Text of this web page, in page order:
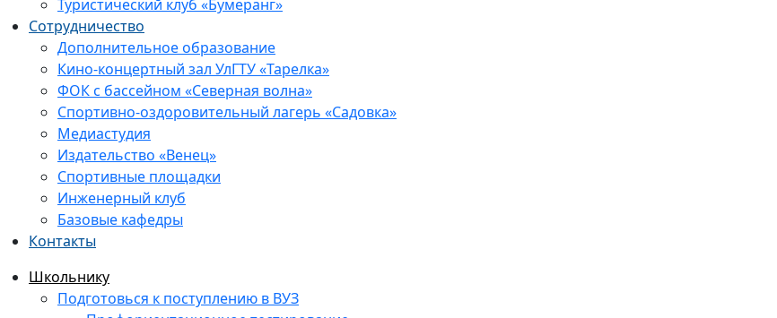
Туристический клуб «Бумеранг»
Сотрудничество
Дополнительное образование
Кино-концертный зал УлГТУ «Тарелка»
ФОК с бассейном «Северная волна»
Спортивно-оздоровительный лагерь «Садовка»
Медиастудия
Издательство «Венец»
Спортивные площадки
Инженерный клуб
Базовые кафедры
Контакты
Школьнику
Подготовься к поступлению в ВУЗ